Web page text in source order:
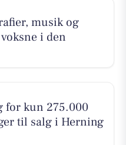
musik og
i den
for kun 275.000
til salg i Herning